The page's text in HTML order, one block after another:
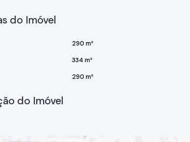
do Imóvel
290 m²
334 m²
290 m²
do Imóvel